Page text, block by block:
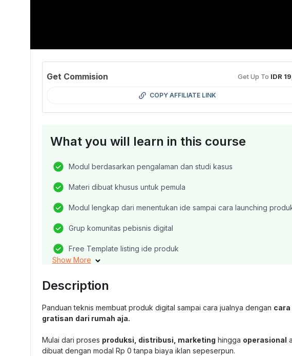
Get Commision Get Up To IDR
COPY AFFILIATE LINK
What you will learn in this course
Modul berdasarkan pengalaman dan studi kasus
Materi dibuat khusus untuk pemula
Modul lengkap dari menentukan ide sampai cara launching
Grup komunitas pebisnis digital
Free Template listing ide produk
Bonus catatan materi penting seputar bisnis digital, produktivitas &
Bonus panduan membuat sistem reply komentar & DM automatis
Bonus instagram sales funnel
Show More
Description
Panduan teknis membuat produk digital sampai cara jualnya dengan cara
gratisan dari rumah aja.
Mulai dari proses produksi, distribusi, marketing hingga operasional
dibuat dengan modal Rp 0 tanpa biaya iklan sepeserpun.